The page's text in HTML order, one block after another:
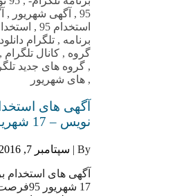
95
, آگهی شهریور ,
استخدام 95
,
برنامه , تلگرام دانلود
گروه , کانال تلگرام ,
, گروه های جدید
, های شهریور
آگهی های
نویس – 17 شهریور 95
By | سپتامبر 7, 2016
آگهی های استخدام
17